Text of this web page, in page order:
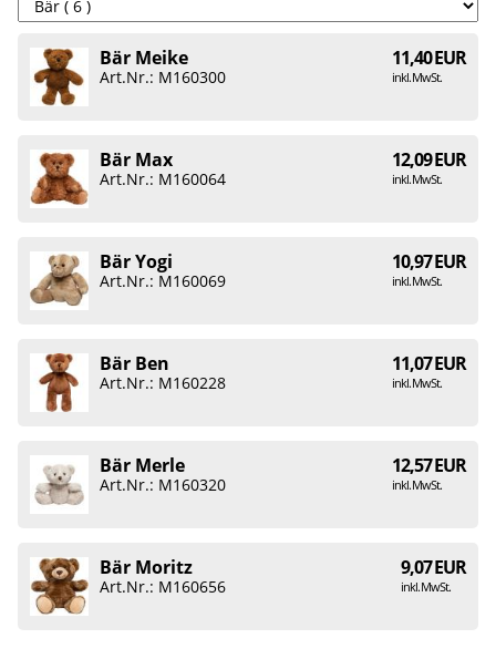
Bär Meike 11,40 EUR
inkl. MwSt.
Art.Nr.: M160300
Bär Max 12,09 EUR
inkl. MwSt.
Art.Nr.: M160064
Bär Yogi 10,97 EUR
inkl. MwSt.
Art.Nr.: M160069
Bär Ben 11,07 EUR
inkl. MwSt.
Art.Nr.: M160228
Bär Merle 12,57 EUR
inkl. MwSt.
Art.Nr.: M160320
Bär Moritz 9,07 EUR
inkl. MwSt.
Art.Nr.: M160656